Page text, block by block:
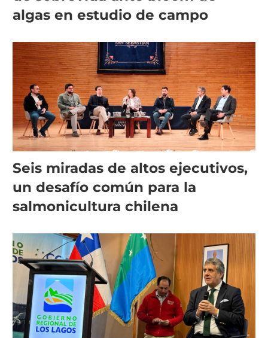
algas en estudio de campo
Seis miradas de altos ejecutivos,
un desafío común para la
salmonicultura chilena